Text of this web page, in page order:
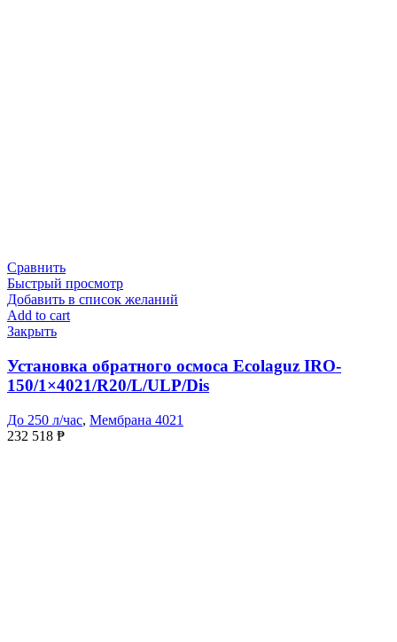
Сравнить
Быстрый просмотр
Добавить в список желаний
Add to cart
Закрыть
Установка обратного осмоса Ecolaguz IRO-
150/1×4021/R20/L/ULP/Dis
До 250 л/час, Мембрана 4021
232 518 ₱